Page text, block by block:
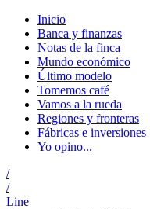
Inicio
Banca y finanzas
Notas de la finca
Mundo económico
Último modelo
Tomemos café
Vamos a la rueda
Regiones y fronteras
Fábricas e inversiones
Yo opino...
/
/
Line